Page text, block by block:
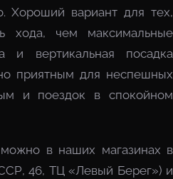
Хороший вариант для тех,
хода, чем максимальные
и вертикальная посадка
приятным для неспешных
и поездок в спокойном
в наших магазинах в
46, ТЦ «Левый Берег») и